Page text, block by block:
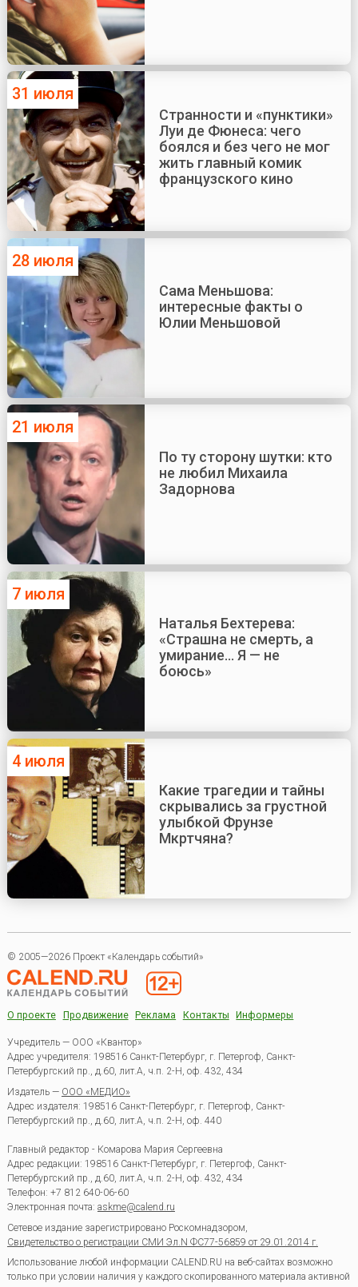
31 июля
Странности и «пунктики»
Луи де Фюнеса: чего
боялся и без чего не мог
жить главный комик
французского кино
28 июля
Сама Меньшова:
интересные факты о
Юлии Меньшовой
21 июля
По ту сторону шутки: кто
не любил Михаила
Задорнова
7 июля
Наталья Бехтерева:
«Страшна не смерть, а
умирание... Я — не
боюсь»
4 июля
Какие трагедии и тайны
скрывались за грустной
улыбкой Фрунзе
Мкртчяна?
© 2005—2026 Проект «Календарь событий»
О проекте Продвижение Реклама Контакты Информеры
Учредитель — ООО «Квантор»
Адрес учредителя: 198516 Санкт-Петербург, г. Петергоф, Санкт-
Петербургский пр., д.60, лит.А, ч.п. 2-Н, оф. 432, 434
Издатель — ООО «МЕДИО»
Адрес издателя: 198516 Санкт-Петербург, г. Петергоф, Санкт-
Петербургский пр., д.60, лит.А, ч.п. 2-Н, оф. 440
Главный редактор - Комарова Мария Сергеевна
Адрес редакции: 198516 Санкт-Петербург, г. Петергоф, Санкт-
Петербургский пр., д.60, лит.А, ч.п. 2-Н, оф. 432, 434
Телефон: +7 812 640-06-60
Электронная почта: askme@calend.ru
Сетевое издание зарегистрировано Роскомнадзором,
Свидетельство о регистрации СМИ Эл.N ФС77-56859 от 29.01.2014 г.
Использование любой информации CALEND.RU на веб-сайтах возможно
только при условии наличия у каждого скопированного материала активной